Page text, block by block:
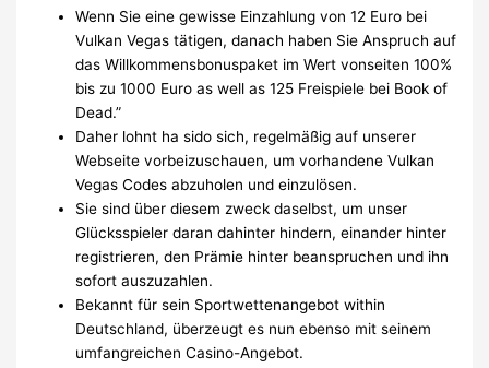
Wenn Sie eine gewisse Einzahlung von 12 Euro bei
Vulkan Vegas tätigen, danach haben Sie Anspruch auf
das Willkommensbonuspaket im Wert vonseiten 100%
bis zu 1000 Euro as well as 125 Freispiele bei Book of
Dead.”
Daher lohnt ha sido sich, regelmäßig auf unserer
Webseite vorbeizuschauen, um vorhandene Vulkan
Vegas Codes abzuholen und einzulösen.
Sie sind über diesem zweck daselbst, um unser
Glücksspieler daran dahinter hindern, einander hinter
registrieren, den Prämie hinter beanspruchen und ihn
sofort auszuzahlen.
Bekannt für sein Sportwettenangebot within
Deutschland, überzeugt es nun ebenso mit seinem
umfangreichen Casino-Angebot.